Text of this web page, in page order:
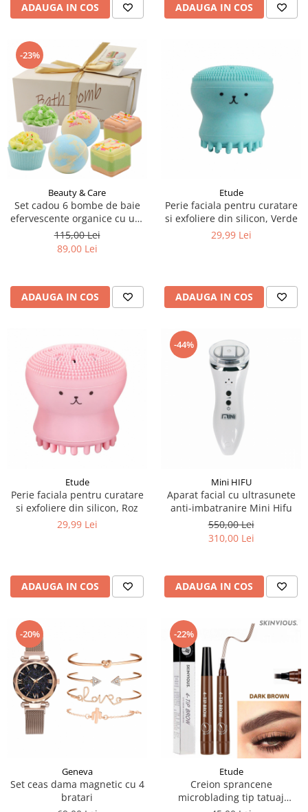
ADAUGA IN COS ADAUGA IN COS
-23%
Beauty & Care
Set cadou 6 bombe de baie
efervescente organice cu unt
de Shea si uleiuri esentiale cu
aspect de prajiturele
115,00 Lei
89,00 Lei
ADAUGA IN COS
Etude
Perie faciala pentru curatare
si exfoliere din silicon, Verde
29,99 Lei
ADAUGA IN COS
Etude
Perie faciala pentru curatare
si exfoliere din silicon, Roz
29,99 Lei
ADAUGA IN COS
-44%
Mini HIFU
Aparat facial cu ultrasunete
anti-imbatranire Mini Hifu
550,00 Lei
310,00 Lei
ADAUGA IN COS
-20%
Geneva
Set ceas dama magnetic cu 4
bratari
-22%
Etude
Creion sprancene
microblading tip tatuaj